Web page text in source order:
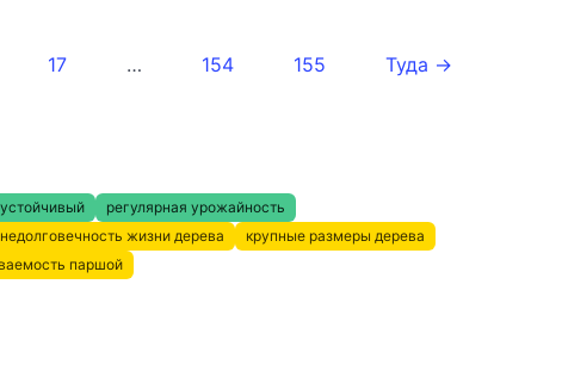
17 … 154 155 Туда →
регулярная урожайность
недолговечность жизни дерева
крупные размеры дерева
паршой